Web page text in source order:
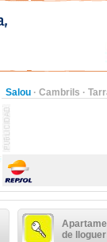
Salou · Cambrils ·
de lloguer